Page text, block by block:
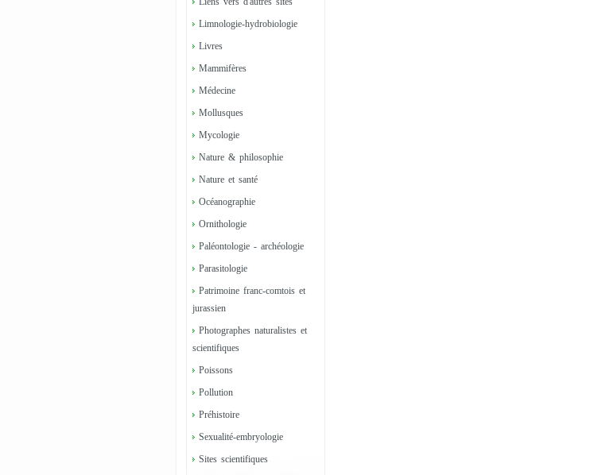
Limnologie-hydrobiologie
Livres
Mammifères
Médecine
Mollusques
Mycologie
Nature & philosophie
Nature et santé
Océanographie
Ornithologie
Paléontologie - archéologie
Parasitologie
Patrimoine franc-comtois et
jurassien
Photographes naturalistes et
scientifiques
Poissons
Pollution
Préhistoire
Sexualité-embryologie
Sites scientifiques